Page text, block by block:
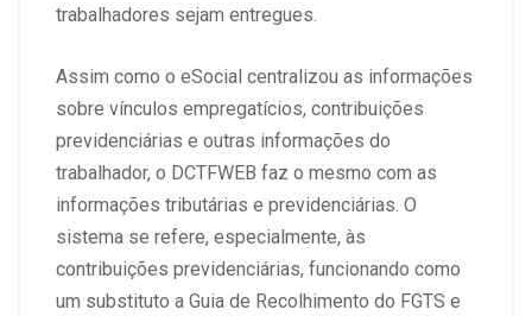
trabalhadores sejam entregues.
Assim como o eSocial centralizou as informações
sobre vínculos empregatícios, contribuições
previdenciárias e outras informações do
trabalhador, o DCTFWEB faz o mesmo com as
informações tributárias e previdenciárias. O
sistema se refere, especialmente, às
contribuições previdenciárias, funcionando como
um substituto a Guia de Recolhimento do FGTS e